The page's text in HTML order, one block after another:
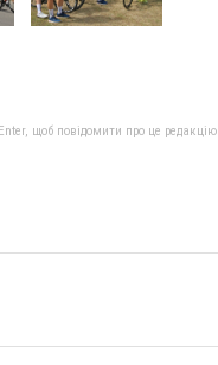
щоб повідомити про це редакцію